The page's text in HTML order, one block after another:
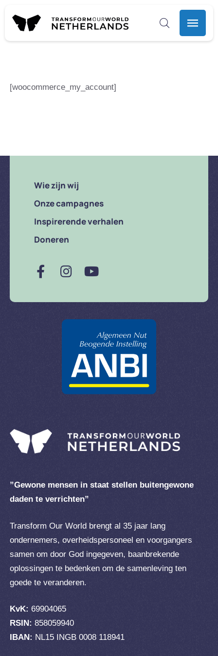
[woocommerce_my_account]
”Gewone mensen in staat stellen buitengewone
daden te verrichten”
Transform Our World brengt al 35 jaar lang
ondernemers, overheidspersoneel en voorgangers
samen om door God ingegeven, baanbrekende
oplossingen te bedenken om de samenleving ten
goede te veranderen.
KvK: 69904065
RSIN: 858059940
IBAN: NL15 INGB 0008 118941
Wie zijn wij
Onze campagnes
Inspirerende verhalen
Doneren